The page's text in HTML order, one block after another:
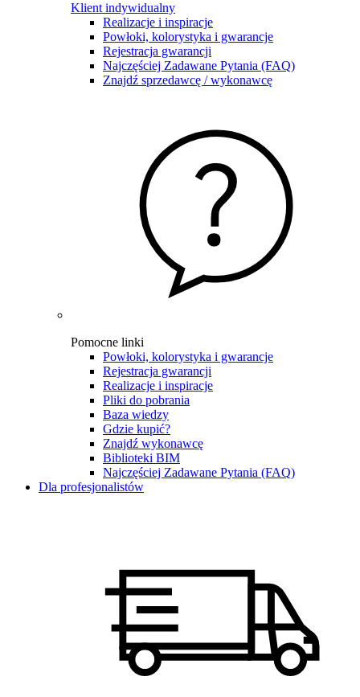
Klient indywidualny
Realizacje i inspiracje
Powłoki, kolorystyka i gwarancje
Rejestracja gwarancji
Najczęściej Zadawane Pytania (FAQ)
Znajdź sprzedawcę / wykonawcę
Pomocne linki
Powłoki, kolorystyka i gwarancje
Rejestracja gwarancji
Realizacje i inspiracje
Pliki do pobrania
Baza wiedzy
Gdzie kupić?
Znajdź wykonawcę
Biblioteki BIM
Najczęściej Zadawane Pytania (FAQ)
Dla profesjonalistów